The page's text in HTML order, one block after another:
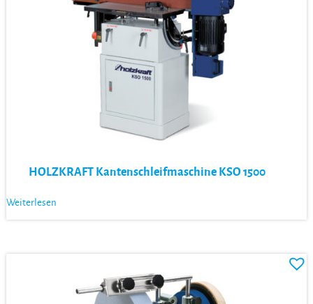
HOLZKRAFT Kantenschleifmaschine KSO 1500
Weiterlesen